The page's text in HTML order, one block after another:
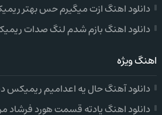
دانلود اهنگ ازت میگیرم حس بهتر
دانلود اهنگ بازم شدم لنگ صدات
اهنگ ویژه
دانلود آهنگ حال یه اعدامیم
دانلود اهنگ یادته قسمت هورد فرشاد